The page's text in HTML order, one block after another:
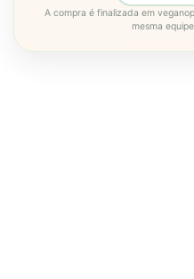
A compra é finalizada em
mesma